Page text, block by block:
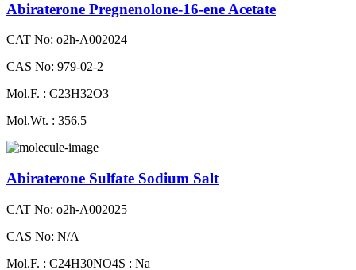
Abiraterone Pregnenolone-16-ene Acetate
CAT No: o2h-A002024
CAS No: 979-02-2
Mol.F. : C23H32O3
Mol.Wt. : 356.5
Abiraterone Sulfate Sodium Salt
CAT No: o2h-A002025
CAS No: N/A
Mol.F. : C24H30NO4S : Na